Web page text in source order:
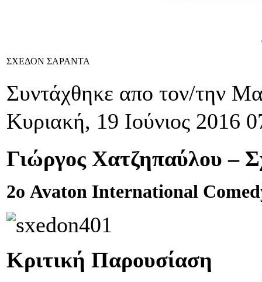
ΣΧΕΔΟΝ ΣΑΡΑΝΤΑ
Συντάχθηκε απο τον/την
Κυριακή, 19 Ιούνιος 2016
Γιώργος Χατζηπαύλου –
2ο Avaton International
Κριτική Παρουσίαση